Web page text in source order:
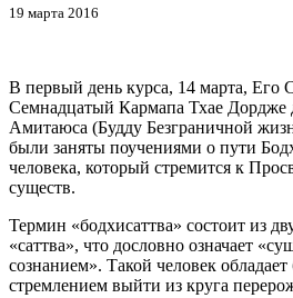
19 марта 2016
В первый день курса, 14 марта, Eго
Семнадцатый Кармапа Тхае Дордже
Амитаюса (Будду Безграничной
были заняты поучениями о пути
человека, который стремится к
существ.
Термин «бодхисаттва» состоит из
«саттва», что дословно означает
сознанием». Такой человек
стремлением выйти из круга